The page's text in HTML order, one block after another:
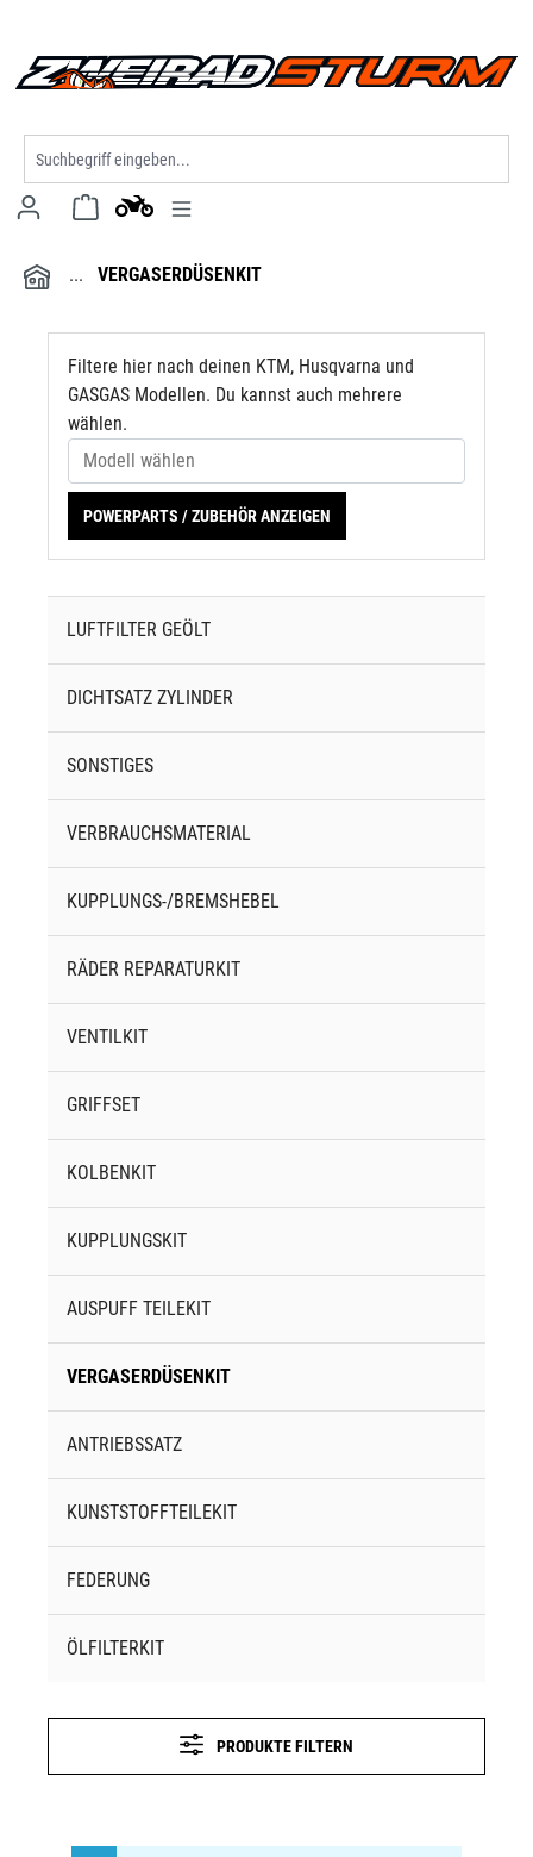
VERGASERDÜSENKIT
Filtere hier nach deinen KTM, Husqvarna und
GASGAS Modellen. Du kannst auch mehrere
wählen.
POWERPARTS / ZUBEHÖR ANZEIGEN
LUFTFILTER GEÖLT
DICHTSATZ ZYLINDER
SONSTIGES
VERBRAUCHSMATERIAL
KUPPLUNGS-/BREMSHEBEL
RÄDER REPARATURKIT
VENTILKIT
GRIFFSET
KOLBENKIT
KUPPLUNGSKIT
AUSPUFF TEILEKIT
VERGASERDÜSENKIT
ANTRIEBSSATZ
KUNSTSTOFFTEILEKIT
FEDERUNG
ÖLFILTERKIT
PRODUKTE FILTERN